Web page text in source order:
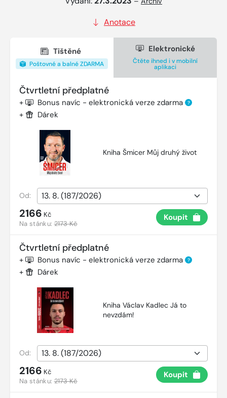
Anotace
Tištěné
Poštovné a balné ZDARMA
Elektronické
Čtěte ihned i v mobilní
aplikaci
Čtvrtletní předplatné
+ Bonus navíc - elektronická verze zdarma ?
+ Dárek
Kniha Šmicer Můj druhý život
Od:
2166 Kč
Na stánku:2173 Kč
Koupit
Čtvrtletní předplatné
+ Bonus navíc - elektronická verze zdarma ?
+ Dárek
Kniha Václav Kadlec Já to
nevzdám!
Od:
2166 Kč
Na stánku:2173 Kč
Koupit